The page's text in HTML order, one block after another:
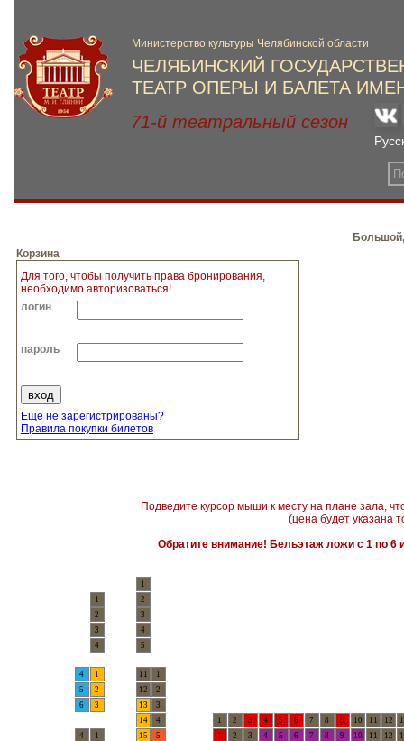
Корзина
Для того, чтобы получить права бронирования,
необходимо авторизоваться!
логин
пароль
Еще не зарегистрированы?
Правила покупки билетов
Подведите курсор мыши к месту на плане зала,
(цена будет указана
Обратите внимание! Бельэтаж ложи с 1 по 6
1
1
2
2
3
3
4
4
5
4 1 11
1
5
2 12
2
6
3 13
3
14
4 1 2 3 4 5 6 7 8 9 10 11 12
4
1 15 5 1 2 3 4 5 6 7 8 9 10 11 12